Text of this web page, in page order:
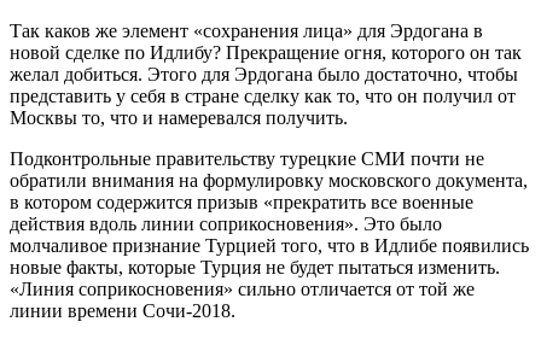
Так каков же элемент «сохранения лица» для Эрдогана в
новой сделке по Идлибу? Прекращение огня, которого он так
желал добиться. Этого для Эрдогана было достаточно, чтобы
представить у себя в стране сделку как то, что он получил от
Москвы то, что и намеревался получить.
Подконтрольные правительству турецкие СМИ почти не
обратили внимания на формулировку московского документа,
в котором содержится призыв «прекратить все военные
действия вдоль линии соприкосновения». Это было
молчаливое признание Турцией того, что в Идлибе появились
новые факты, которые Турция не будет пытаться изменить.
«Линия соприкосновения» сильно отличается от той же
линии времени Сочи-2018.